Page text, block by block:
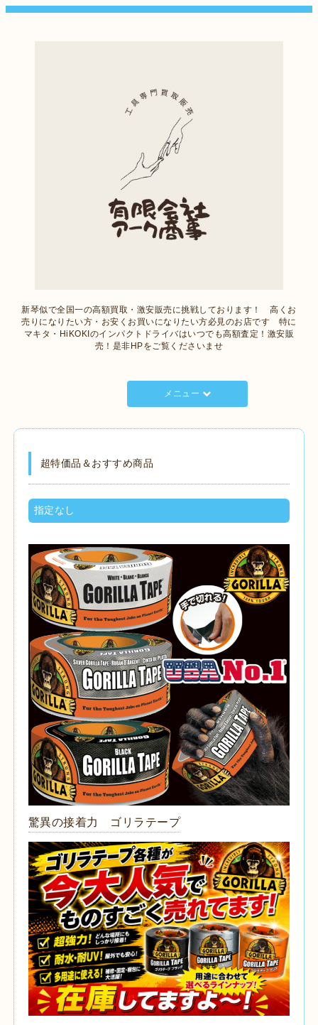
新琴似で全国一の高額買取・激安販売に挑戦しております！ 高くお
売りになりたい方・お安くお買いになりたい方必見のお店です 特に
マキタ・HiKOKIのインパクトドライバはいつでも高額査定！激安販
売！是非HPをご覧くださいませ
メニュー
超特価品＆おすすめ商品
指定なし
驚異の接着力 ゴリラテープ